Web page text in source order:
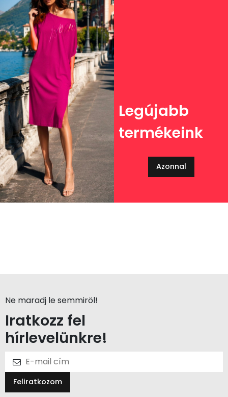
Legújabb
termékeink
Azonnal
Ne maradj le semmiröl!
Iratkozz fel
hírlevelünkre!
Feliratkozom